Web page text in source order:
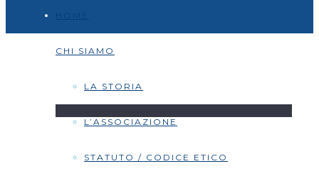
CHI SIAMO
LA STORIA
L’ASSOCIAZIONE
STATUTO / CODICE ETICO